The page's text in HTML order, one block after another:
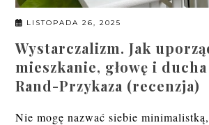
LISTOPADA 26, 2025
Wystarczalizm. Jak
mieszkanie, głowę i
Rand-Przykaza (recenzja)
Nie mogę nazwać siebie